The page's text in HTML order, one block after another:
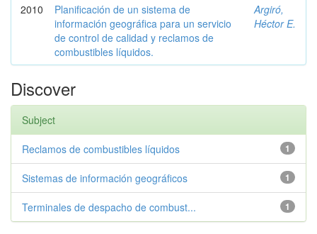
2010
Planificación de un sistema de
información geográfica para un servicio
de control de calidad y reclamos de
combustibles líquidos.
Argiró,
Héctor E.
Discover
Subject
1
Reclamos de combustibles líquidos
1
Sistemas de información geográficos
1
Terminales de despacho de combust...